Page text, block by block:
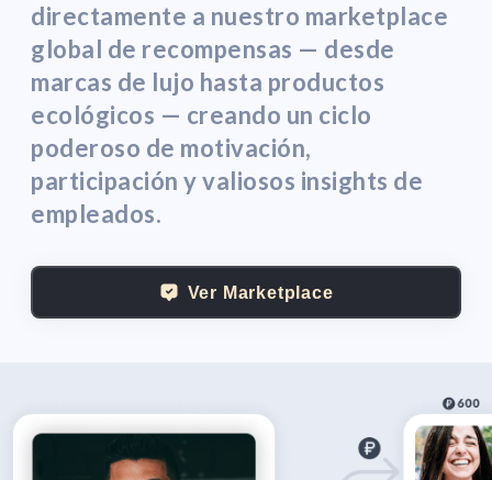
directamente a nuestro marketplace
global de recompensas — desde
marcas de lujo hasta productos
ecológicos — creando un ciclo
poderoso de motivación,
participación y valiosos insights de
empleados.
Ver Marketplace